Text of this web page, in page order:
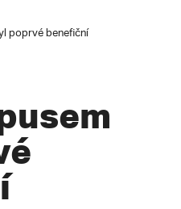
poprvé benefiční